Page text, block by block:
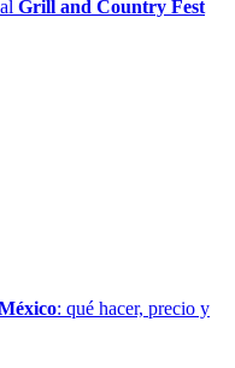
Grill and Country Fest
: qué hacer, precio y